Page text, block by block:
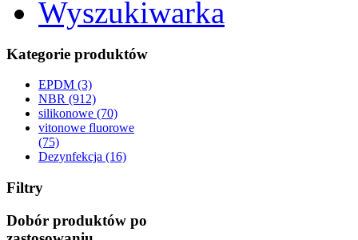
Wyszukiwarka
Kategorie produktów
EPDM (3)
NBR (912)
silikonowe (70)
vitonowe fluorowe
(75)
Dezynfekcja (16)
Filtry
Dobór produktów po